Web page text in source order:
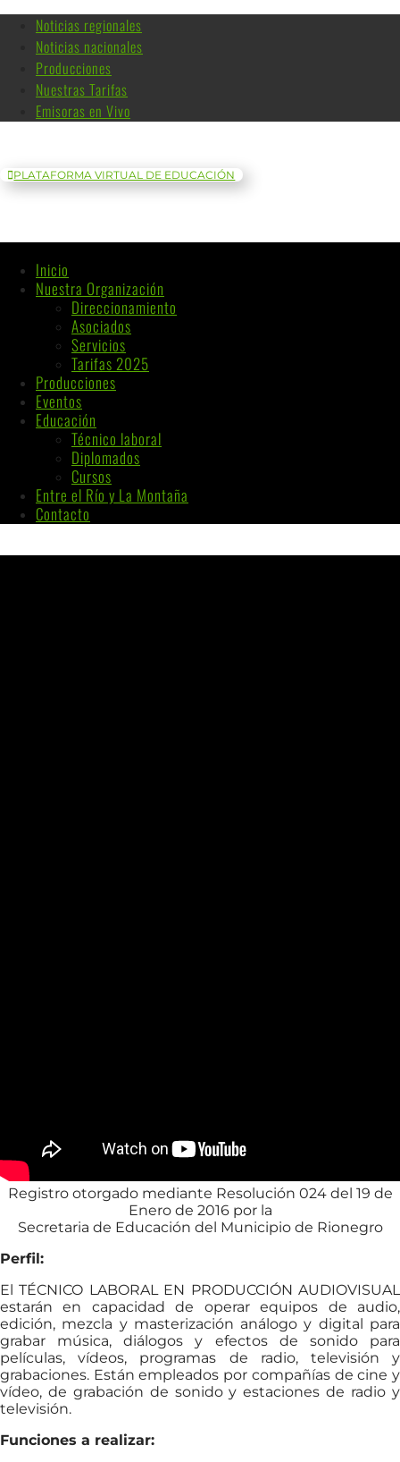
Noticias regionales
Noticias nacionales
Producciones
Nuestras Tarifas
Emisoras en Vivo
PLATAFORMA VIRTUAL DE EDUCACIÓN
Inicio
Nuestra Organización
Direccionamiento
Asociados
Servicios
Tarifas 2025
Producciones
Eventos
Educación
Técnico laboral
Diplomados
Cursos
Entre el Río y La Montaña
Contacto
Registro otorgado mediante Resolución 024 del 19 de
Enero de 2016 por la
Secretaria de Educación del Municipio de Rionegro
Perfil:
El TÉCNICO LABORAL EN PRODUCCIÓN AUDIOVISUAL
estarán en capacidad de operar equipos de audio,
edición, mezcla y masterización análogo y digital para
grabar música, diálogos y efectos de sonido para
películas, vídeos, programas de radio, televisión y
grabaciones. Están empleados por compañías de cine y
vídeo, de grabación de sonido y estaciones de radio y
televisión.
Funciones a realizar: